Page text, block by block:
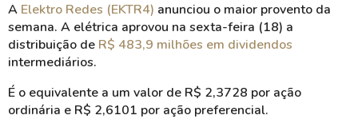
A Elektro Redes (EKTR4) anunciou o maior provento da
semana. A elétrica aprovou na sexta-feira (18) a
distribuição de R$ 483,9 milhões em dividendos
intermediários.
É o equivalente a um valor de R$ 2,3728 por ação
ordinária e R$ 2,6101 por ação preferencial.